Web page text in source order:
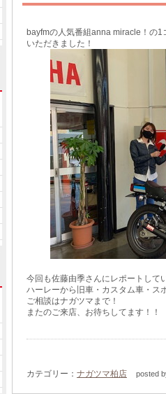
bayfmの人気番組anna miracle！の
いただきました！
今回も佐藤由季さんにレポートして
ハーレーから旧車・カスタム車・ス
ご相談はナガツマまで！
またのご来店、お待ちしてます！！
カテゴリー： ナガツマ柏店 posted
サービス